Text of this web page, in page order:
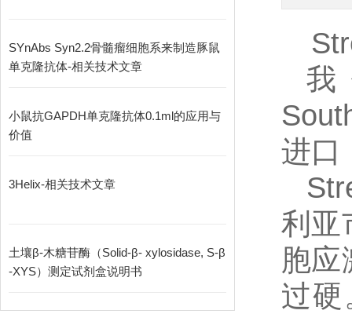
SYnAbs Syn2.2骨髓瘤细胞系来制造豚鼠
单克隆抗体-相关技术文章
小鼠抗GAPDH单克隆抗体0.1ml的应用与
价值
3Helix-相关技术文章
土壤β-木糖苷酶（Solid-β- xylosidase, S-β
-XYS）测定试剂盒说明书
进口
利亚
胞
过硬